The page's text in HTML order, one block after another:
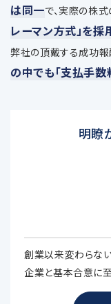
は同一で、実際の株式
レーマン方式」を採
弊社の頂戴する成功報
の中でも「支払手
明瞭
創業以来変わらな
企業と基本合意に